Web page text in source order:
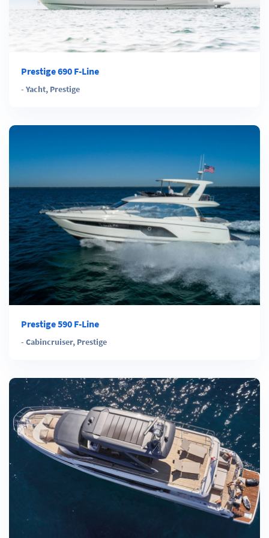
Prestige 690 F-Line
- Yacht, Prestige
Prestige 590 F-Line
- Cabincruiser, Prestige